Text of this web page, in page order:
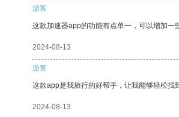
游客
这款加速器app的功能有点单一，可以增加一
2024-08-13
游客
这款app是我旅行的好帮手，让我能够轻松找
2024-08-13